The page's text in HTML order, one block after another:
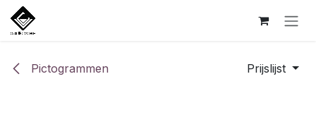
Overslaan naar inhoud
Pictogrammen Prijslijst